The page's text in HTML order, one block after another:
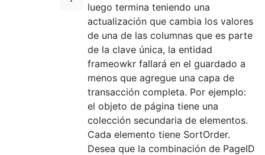
luego termina teniendo una
actualización que cambia los valores
de una de las columnas que es parte
de la clave única, la entidad
frameowkr fallará en el guardado a
menos que agregue una capa de
transacción completa. Por ejemplo:
el objeto de página tiene una
colección secundaria de elementos.
Cada elemento tiene SortOrder.
Desea que la combinación de PageID